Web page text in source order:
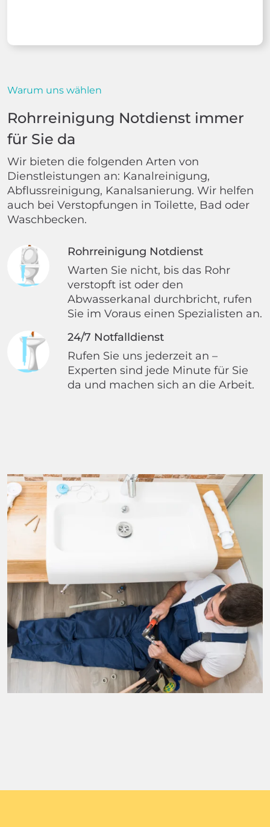
Warum uns wählen
Rohrreinigung Notdienst immer
für Sie da
Wir bieten die folgenden Arten von
Dienstleistungen an: Kanalreinigung,
Abflussreinigung, Kanalsanierung. Wir helfen
auch bei Verstopfungen in Toilette, Bad oder
Waschbecken.
Rohrreinigung Notdienst
Warten Sie nicht, bis das Rohr
verstopft ist oder den
Abwasserkanal durchbricht, rufen
Sie im Voraus einen Spezialisten an.
24/7 Notfalldienst
Rufen Sie uns jederzeit an –
Experten sind jede Minute für Sie
da und machen sich an die Arbeit.